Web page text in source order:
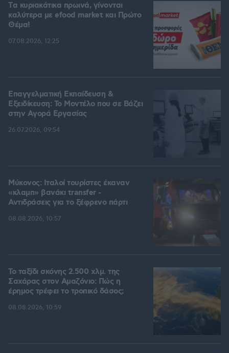
Tα κυριακάτικα πρωινά, γίνονται
καλύτερα με efood market και Πρώτο
Θέμα!
07.08.2026, 12:25
Επαγγελματική Εκπαίδευση &
Εξειδίκευση: Το Mοντέλο που σε Bάζει
στην Aγορά Eργασίας
26.07.2026, 09:54
Μύκονος: Ιταλοί τουρίστες έκαναν
«κλαμπ» βανάκι transfer -
Αντιδράσεις για το ξέφρενο πάρτι
08.08.2026, 10:57
Το ταξίδι σκόνης 2.500 χλμ. της
Σαχάρας στον Αμαζόνιο: Πώς η
έρημος τρέφει το τροπικό δάσος;
08.08.2026, 10:59